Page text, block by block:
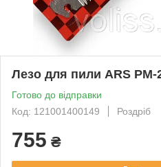
Лезо для пили ARS
Готово до відправки
Код: 121001400149
Роздріб
755 ₴